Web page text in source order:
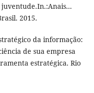
2015.
da informação:
de sua empresa
estratégica. Rio